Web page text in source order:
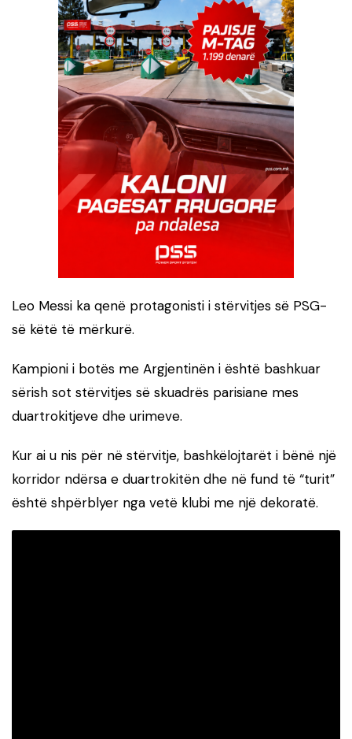
Leo Messi ka qenë protagonisti i stërvitjes së PSG-
së këtë të mërkurë.
Kampioni i botës me Argjentinën i është bashkuar
sërish sot stërvitjes së skuadrës parisiane mes
duartrokitjeve dhe urimeve.
Kur ai u nis për në stërvitje, bashkëlojtarët i bënë një
korridor ndërsa e duartrokitën dhe në fund të “turit”
është shpërblyer nga vetë klubi me një dekoratë.